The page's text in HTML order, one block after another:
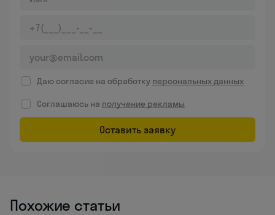
Даю согласие на обработку персональных данных
Соглашаюсь на получение рекламы
Оставить заявку
Похожие статьи